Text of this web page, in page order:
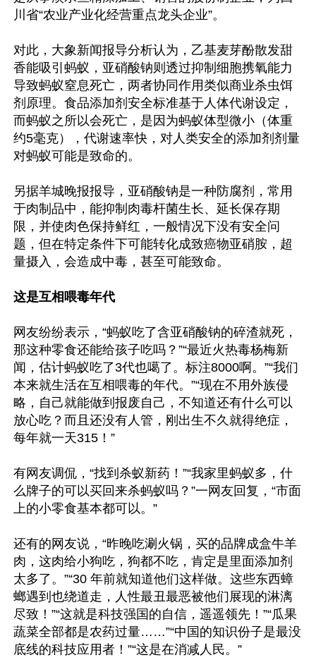
川省“农业产业化经营重点龙头企业”。
对此，大象新闻报导分析认为，乙基麦芽酚散发甜
香能吸引蚂蚁，亚硝酸钠则透过抑制细胞携氧能力
导致蚂蚁窒息死亡，两者协同作用类似商业杀虫饵
剂原理。食品添加剂安全标准基于人体代谢设定，
而蚂蚁之所以会死亡，是因为蚂蚁体型微小（体重
约5毫克），代谢速率快，对人类安全的添加剂剂量
对蚂蚁可能是致命的。
另据羊城晚报报导，亚硝酸钠是一种防腐剂，常用
于肉制品中，能抑制肉毒杆菌生长、延长保存期
限，并使肉色保持鲜红，一般情况下没有安全问
题，但在特定条件下可能转化成致癌物亚硝胺，超
量摄入，会造成中毒，甚至可能致命。
这是互相喂毒年代
网友纷纷表示，“蚂蚁吃了含亚硝酸钠的碎渣就死，
那这种零食还能给孩子吃吗？”“最近火热毒杨梅新
闻，估计蚂蚁吃了3代也噶了。标注8000啊。”“我们
本来就生活在互相喂毒的年代。”“现在不用外族侵
略，自己就能做到报废自己，不知道还有什么可以
放心吃？而且还没有人管，刚出生不久就得绝症，
每年就一天315！”
有网友调侃，“找到杀蚁新药！”“我家里蚂蚁多，什
么牌子的可以买回来杀蚂蚁吗？”一网友回复，“市面
上的小零食基本都可以。”
还有的网友说，“昨晚吃涮火锅，买的品牌成盒牛羊
肉，这肉给小狗吃，狗都不吃，肯定是里面添加剂
太多了。”“30 年前就知道他们这样做。这些东西蟑
螂遇到也绕道走，人性最丑最恶被他们展现的淋漓
尽致！”“这就是科技强国的自信，遥遥领先！”“瓜果
蔬菜全部都是农药过量……”“中国的知识份子是最没
底线的科技应用者！”“这是在消减人民。”